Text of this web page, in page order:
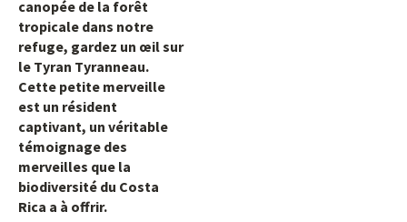
canopée de la forêt
tropicale dans notre
refuge, gardez un œil sur
le Tyran Tyranneau.
Cette petite merveille
est un résident
captivant, un véritable
témoignage des
merveilles que la
biodiversité du Costa
Rica a à offrir.